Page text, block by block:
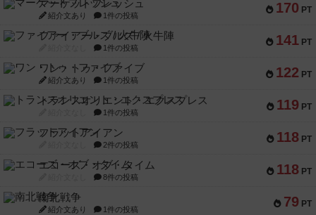
170 PT
マーケットフレッシュ
紹介文あり 1件の投稿
141 PT
ファイアー・ブルズ / 火牛陣
1件の投稿
122 PT
ワン・トゥ・ファイブ
紹介文あり 1件の投稿
119 PT
トランスオリエント・エクスプレス
1件の投稿
118 PT
フラットアイアン
2件の投稿
118 PT
エコーズ・オブ・タイム
8件の投稿
79 PT
南北戦争
紹介文あり 1件の投稿